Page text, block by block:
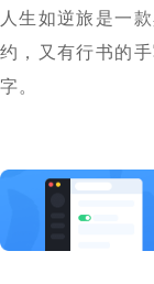
人生如逆旅是一
约，又有行书的
字。